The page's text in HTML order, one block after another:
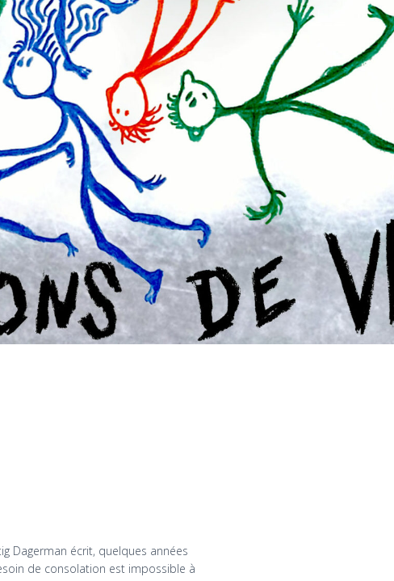
Dagerman écrit, quelques années
de consolation est impossible à